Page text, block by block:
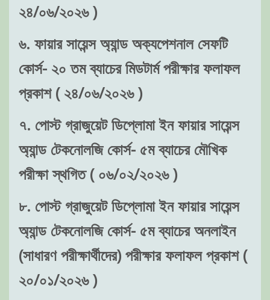
২৪/০৬/২০২৬ )
৬. ফায়ার সায়েন্স অ্যান্ড অক্যপেশনাল সেফটি
কোর্স- ২০ তম ব্যাচের মিডটার্ম পরীক্ষার ফলাফল
প্রকাশ ( ২৪/০৬/২০২৬ )
৭. পোস্ট গ্রাজুয়েট ডিপ্লোমা ইন ফায়ার সায়েন্স
অ্যান্ড টেকনোলজি কোর্স- ৫ম ব্যাচের মৌখিক
পরীক্ষা স্থগিত ( ০৬/০২/২০২৬ )
৮. পোস্ট গ্রাজুয়েট ডিপ্লোমা ইন ফায়ার সায়েন্স
অ্যান্ড টেকনোলজি কোর্স- ৫ম ব্যাচের অনলাইন
(সাধারণ পরীক্ষার্থীদের) পরীক্ষার ফলাফল প্রকাশ (
২০/০১/২০২৬ )